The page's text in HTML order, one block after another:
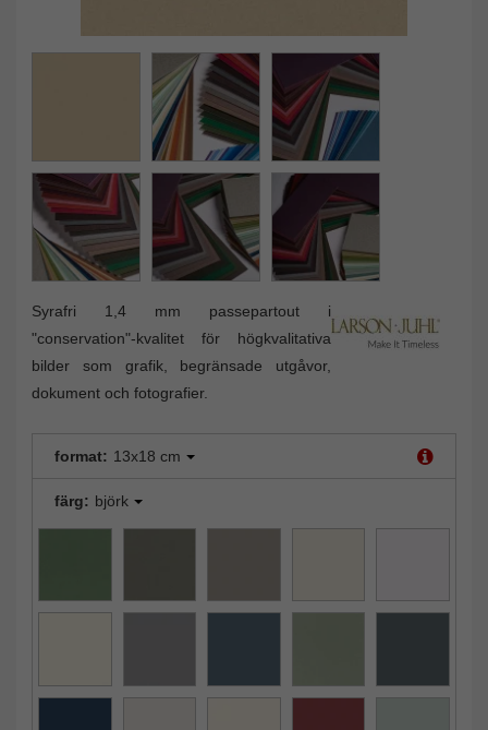
Syrafri 1,4 mm passepartout i
"conservation"-kvalitet för högkvalitativa
bilder som grafik, begränsade utgåvor,
dokument och fotografier.
format: 13x18 cm
färg: björk